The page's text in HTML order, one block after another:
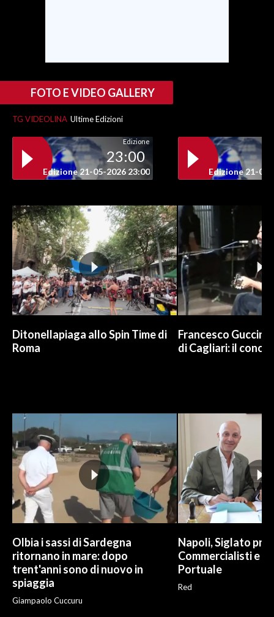
3 MINUTI CON
INSULARITÀ
INFO AZIENDE
ABBONATI
ANNUNCI
NECROLOGI
SPIAGGE
STORE
FOTO E VIDEO GALLERY
TG VIDEOLINA Ultime Edizioni
Edizione
23:00
Edizione 21-05-2026 23:00 Edizione 21-05-
Ditonellapiaga allo Spin Time di
Roma
Francesco Guccini
di Cagliari: il
Olbia i sassi di Sardegna
ritornano in mare: dopo
trent'anni sono di nuovo in
spiaggia
Giampaolo Cuccuru
Napoli, Siglato
Commercialisti e
Portuale
Red